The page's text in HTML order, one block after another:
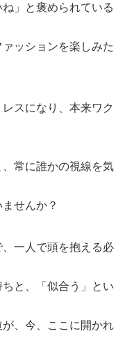
」と褒められている
ッションを楽しみた
スになり、本来ワク
常に誰かの視線を気
せんか？
一人で頭を抱える必
と、「似合う」とい
、今、ここに開かれ